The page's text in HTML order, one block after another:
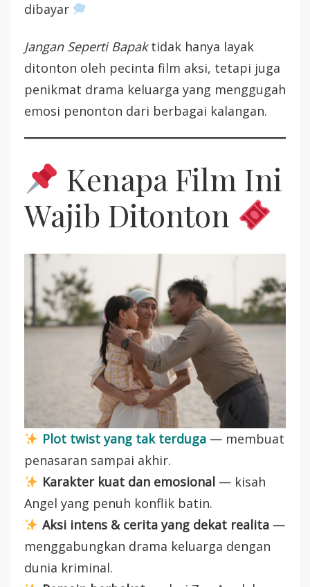
dibayar
Jangan Seperti Bapaktidak hanya layak
ditonton oleh pecinta film aksi, tetapi juga
penikmat drama keluarga yang menggugah
emosi penonton dari berbagai kalangan.
Kenapa Film Ini
Wajib Ditonton
Plot twist yang tak terduga— membuat
penasaran sampai akhir.
Karakter kuat dan emosional — kisah
Angel yang penuh konflik batin.
Aksi intens & cerita yang dekat realita—
menggabungkan drama keluarga dengan
dunia kriminal.